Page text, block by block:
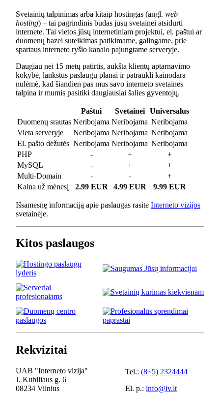
Svetainių talpinimas arba kitaip hostingas (angl. web
hosting) – tai pagrindinis būdas jūsų svetainei atsidurti
internete. Tai vietos jūsų internetiniam projektui, el. paštui ar
duomenų bazei suteikimas patikimame, galingame, prie
spartaus interneto ryšio kanalo pajungtame serveryje.
Daugiau nei 15 metų patirtis, aukšta klientų aptarnavimo
kokybė, lankstūs paslaugų planai ir patraukli kainodara
nulėmė, kad šiandien pas mus savo interneto svetaines
talpina ir mumis pasitiki daugiausiai šalies gyventojų.
Paštui Svetainei
Universalus
Duomenų srautas Neribojama Neribojama Neribojama
Vieta serveryje
Neribojama Neribojama Neribojama
El. pašto dėžutės Neribojama Neribojama Neribojama
PHP
- +
+
MySQL
- +
+
Multi-Domain
- -
+
Kaina už mėnesį
2.99 EUR 4.99 EUR 9.99 EUR
Išsamesnę informaciją apie paslaugas rasite Interneto vizijos
svetainėje.
Kitos paslaugos
Rekvizitai
UAB "Interneto vizija"
J. Kubiliaus g. 6
08234 Vilnius
Tel.: (8~5) 2324444
El. p.: info@iv.lt